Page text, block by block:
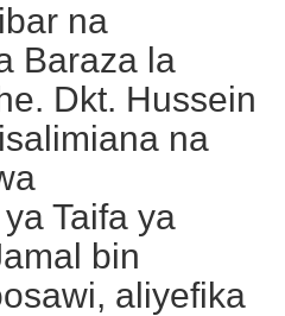
na
Baraza la
Dkt. Hussein
na
Taifa ya
bin
aliyefika